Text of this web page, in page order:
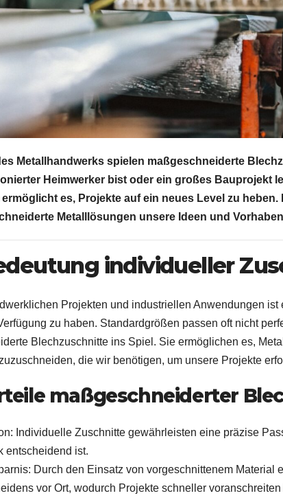
Metallhandwerks spielen maßgeschneiderte
Heimwerker bist oder ein großes Bauprojekt
es, Projekte auf ein neues Level zu
Metalllösungen unsere Ideen und
individueller
Projekten und industriellen Anwendungen
zu haben. Standardgrößen passen oft nicht
Blechzuschnitte ins Spiel. Sie ermöglichen es,
die wir benötigen, um unsere Projekte
maßgeschneiderter
Individuelle Zuschnitte gewährleisten eine präzise
entscheidend ist.
Durch den Einsatz von vorgeschnittenem Material
vor Ort, wodurch Projekte schneller voranschreiten